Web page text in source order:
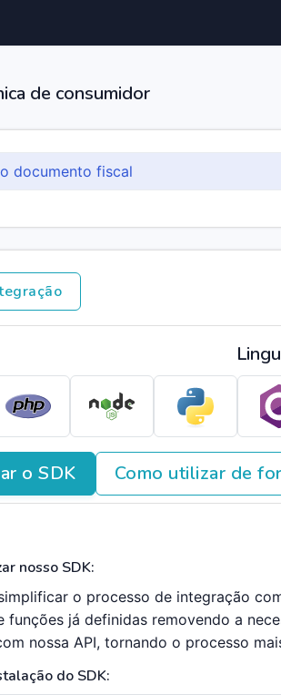
de consumidor
documento fiscal
o SDK Como utilizar de
nosso SDK:
o processo de integração
funções já definidas removendo a
nossa API, tornando o processo
do SDK: